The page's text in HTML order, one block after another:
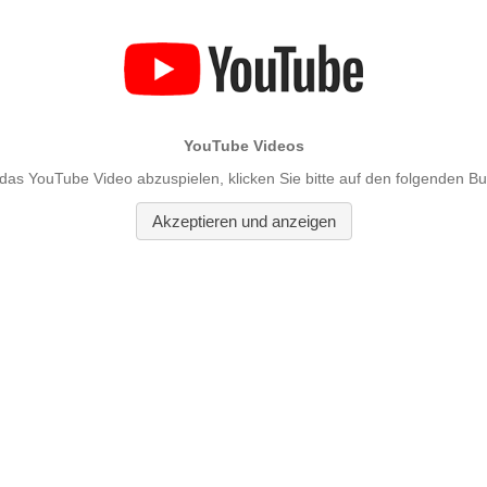
YouTube Videos
YouTube Video abzuspielen, klicken Sie bitte auf den folgenden
Akzeptieren und anzeigen